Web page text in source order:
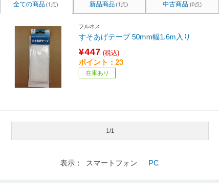
全ての商品 (1点) 新品商品 (1点) 中古商品 (0点)
フルネス
すそあげテープ 50mm幅1.6m入り
¥447 (税込)
ポイント：23
在庫あり
1/1
表示： スマートフォン ｜ PC